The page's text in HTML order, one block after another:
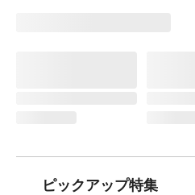
ピックアップ特集